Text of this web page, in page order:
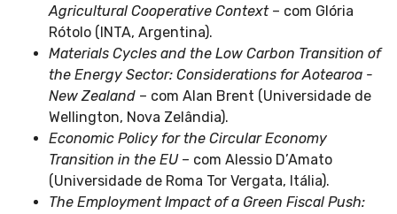
Agricultural Cooperative Context– com Glória
Rótolo (INTA, Argentina).
Materials Cycles and the Low Carbon Transition of
the Energy Sector: Considerations for Aotearoa -
New Zealand – com Alan Brent (Universidade de
Wellington, Nova Zelândia).
Economic Policy for the Circular Economy
Transition in the EU– com Alessio D’Amato
(Universidade de Roma Tor Vergata, Itália).
The Employment Impact of a Green Fiscal Push: